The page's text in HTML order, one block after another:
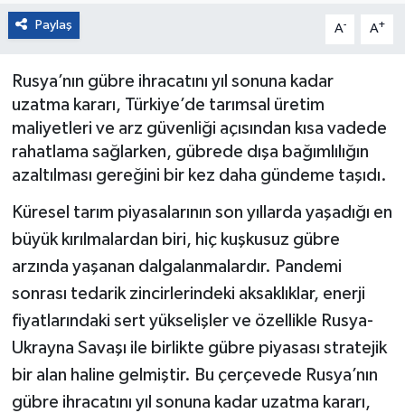
Paylaş A- A+
Rusya’nın gübre ihracatını yıl sonuna kadar
uzatma kararı, Türkiye’de tarımsal üretim
maliyetleri ve arz güvenliği açısından kısa vadede
rahatlama sağlarken, gübrede dışa bağımlılığın
azaltılması gereğini bir kez daha gündeme taşıdı.
Küresel tarım piyasalarının son yıllarda yaşadığı en
büyük kırılmalardan biri, hiç kuşkusuz gübre
arzında yaşanan dalgalanmalardır. Pandemi
sonrası tedarik zincirlerindeki aksaklıklar, enerji
fiyatlarındaki sert yükselişler ve özellikle Rusya-
Ukrayna Savaşı ile birlikte gübre piyasası stratejik
bir alan haline gelmiştir. Bu çerçevede Rusya’nın
gübre ihracatını yıl sonuna kadar uzatma kararı,